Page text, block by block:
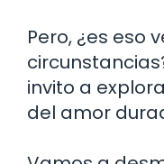
Pero, ¿es eso
invito a
del amor